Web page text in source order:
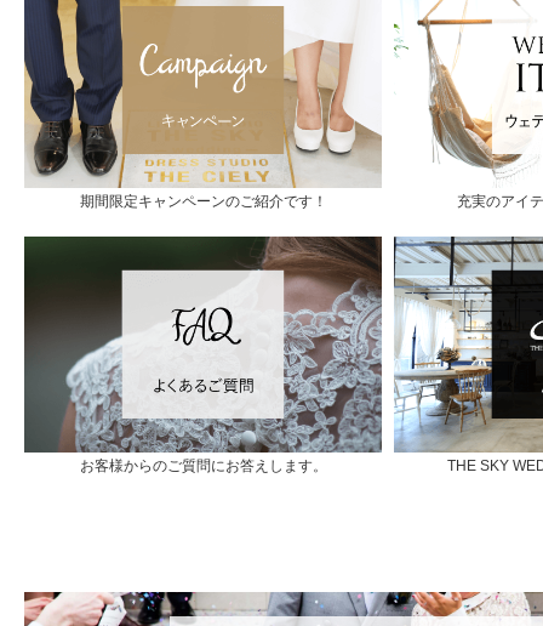
期間限定キャンペーンのご紹介です！ 充実のアイ
お客様からのご質問にお答えします。 THE SKY